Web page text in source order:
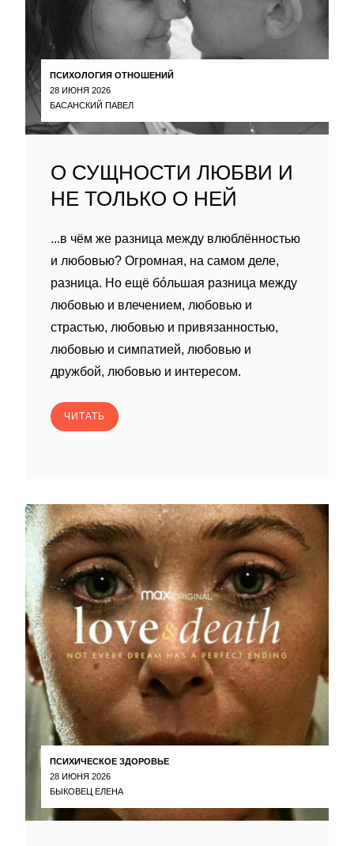
ПСИХОЛОГИЯ ОТНОШЕНИЙ
28 ИЮНЯ 2026
БАСАНСКИЙ ПАВЕЛ
О СУЩНОСТИ ЛЮБВИ И
НЕ ТОЛЬКО О НЕЙ
...в чём же разница между влюблённостью
и любовью? Огромная, на самом деле,
разница. Но ещё бóльшая разница между
любовью и влечением, любовью и
страстью, любовью и привязанностью,
любовью и симпатией, любовью и
дружбой, любовью и интересом.
ЧИТАТЬ
ПСИХИЧЕСКОЕ ЗДОРОВЬЕ
28 ИЮНЯ 2026
БЫКОВЕЦ ЕЛЕНА